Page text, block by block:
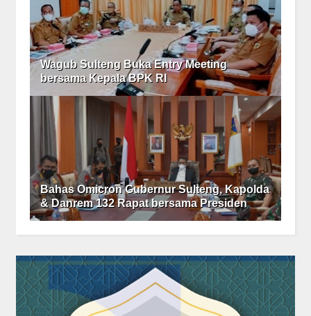
Wagub Sulteng Buka Entry Meeting
bersama Kepala BPK RI
Bahas Omicron Gubernur Sulteng, Kapolda
& Danrem 132 Rapat bersama Presiden